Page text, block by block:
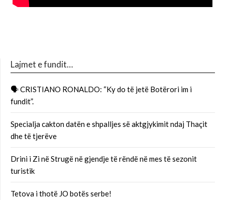
Lajmet e fundit…
🗣 CRISTIANO RONALDO: “Ky do të jetë Botërori im i
fundit”.
Specialja cakton datën e shpalljes së aktgjykimit ndaj Thaçit
dhe të tjerëve
Drini i Zi në Strugë në gjendje të rëndë në mes të sezonit
turistik
Tetova i thotë JO botës serbe!